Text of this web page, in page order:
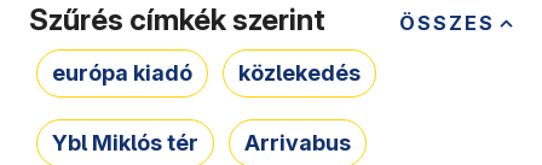
ÖSSZES
Szűrés címkék szerint
európa kiadó közlekedés
Ybl Miklós tér Arrivabus